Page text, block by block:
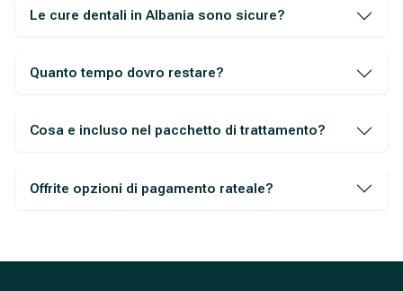
Le cure dentali in Albania sono sicure?
Quanto tempo dovro restare?
Cosa e incluso nel pacchetto di trattamento?
Offrite opzioni di pagamento rateale?